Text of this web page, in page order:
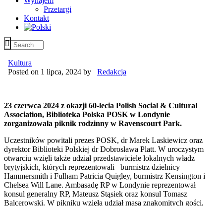
Przetargi
Kontakt
Kultura
Posted on 1 lipca, 2024 by Redakcja
23 czerwca 2024 z okazji 60-lecia Polish Social & Cultural
Association, Biblioteka Polska POSK w Londynie
zorganizowała piknik rodzinny w Ravenscourt Park.
Uczestników powitali prezes POSK, dr Marek Laskiewicz oraz
dyrektor Biblioteki Polskiej dr Dobrosława Platt. W uroczystym
otwarciu wzięli także udział przedstawiciele lokalnych władz
brytyjskich, których reprezentowali burmistrz dzielnicy
Hammersmith i Fulham Patricia Quigley, burmistrz Kensington i
Chelsea Will Lane. Ambasadę RP w Londynie reprezentował
konsul generalny RP, Mateusz Stąsiek oraz konsul Tomasz
Balcerowski. W pikniku wzięła udział masa znakomitych gości,